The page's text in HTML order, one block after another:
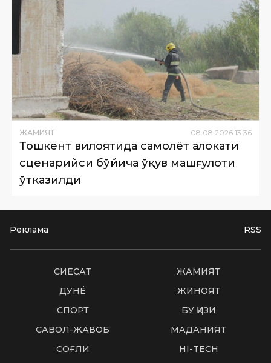
ЖАМИЯТ 08.08.2026 13:36
Тошкент вилоятида самолёт ҳалокати
сценарийси бўйича ўқув машғулоти
ўтказилди
Реклама RSS
СИËСАТ
ЖАМИЯТ
ДУНË
ЖИНОЯТ
СПОРТ
БУ ҚИЗИҚ
САВОЛ-ЖАВОБ
МАДАНИЯТ
СОҒЛИҚ
HI-TECH